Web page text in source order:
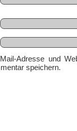
Adresse und
speichern.